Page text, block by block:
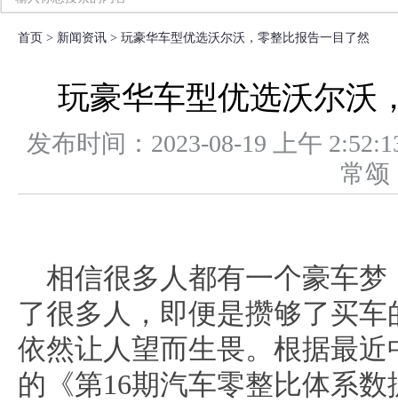
首页 > 新闻资讯 > 玩豪华车型优选沃尔沃，零整比报告一目了然
玩豪华车型优选沃尔沃
发布时间：2023-08-19 上午
常
相信很多人都有一个豪车
了很多人，即便是攒够了买
依然让人望而生畏。根据最
的《第16期汽车零整比体系